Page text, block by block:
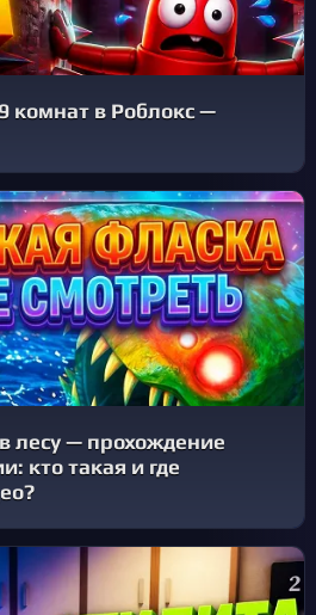
комнат в Роблокс —
лесу — прохождение
кто такая и где